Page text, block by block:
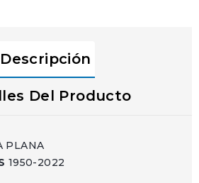
Descripción
Del Producto
PLANA
1950-2022